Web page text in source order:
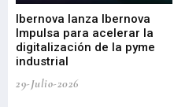
Ibernova lanza Ibernova
Impulsa para acelerar la
digitalización de la pyme
industrial
29-Julio-2026